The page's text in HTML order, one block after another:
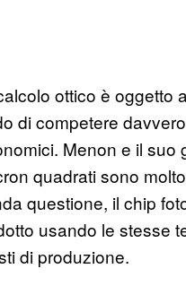
ottico è
di competere
Menon e il
quadrati sono
questione, il chip
usando le stesse
di produzione.